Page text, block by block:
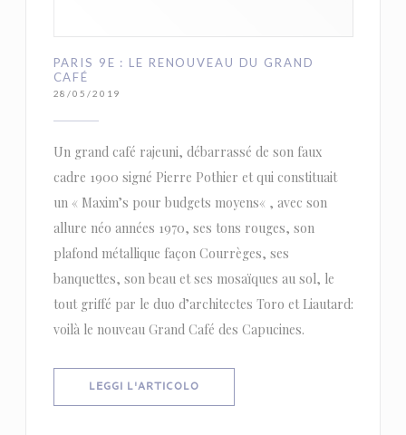
PARIS 9E : LE RENOUVEAU DU GRAND
CAFÉ
28/05/2019
Un grand café rajeuni, débarrassé de son faux
cadre 1900 signé Pierre Pothier et qui constituait
un « Maxim’s pour budgets moyens« , avec son
allure néo années 1970, ses tons rouges, son
plafond métallique façon Courrèges, ses
banquettes, son beau et ses mosaïques au sol, le
tout griffé par le duo d’architectes Toro et Liautard:
voilà le nouveau Grand Café des Capucines.
LEGGI L'ARTICOLO((APRE UNA NUOVA FINESTRA))